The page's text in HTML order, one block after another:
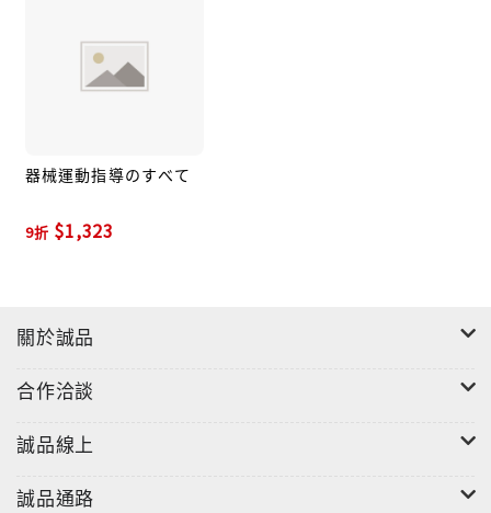
器械運動指導のすべて
9折 $1,323
關於誠品
合作洽談
誠品線上
誠品通路